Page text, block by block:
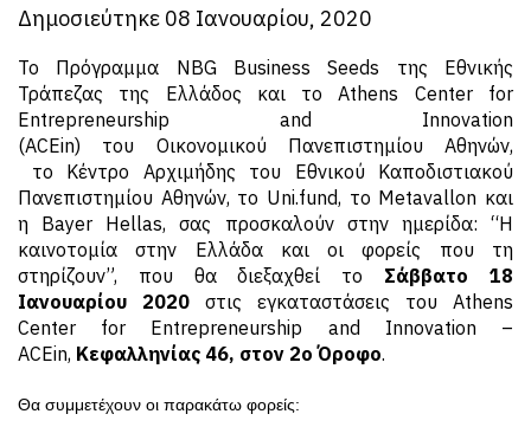
Δημοσιεύτηκε 08 Ιανουαρίου, 2020
Το Πρόγραμμα NBG Business Seeds της Εθνικής
Τράπεζας της Ελλάδος και το Athens Center for
Entrepreneurship and Innovation
(ACEin) του Οικονομικού Πανεπιστημίου Αθηνών,
το Κέντρο Αρχιμήδης του Εθνικού Καποδιστιακού
Πανεπιστημίου Αθηνών, το Uni.fund, το Μetavallon και
η Bayer Ηellas, σας προσκαλούν στην ημερίδα: “Η
καινοτομία στην Ελλάδα και οι φορείς που τη
στηρίζουν”, που θα διεξαχθεί το Σάββατο 18
Ιανουαρίου 2020 στις εγκαταστάσεις του Athens
Center for Entrepreneurship and Innovation –
ACEin, Κεφαλληνίας 46, στον 2ο Όροφο.
Θα συμμετέχουν οι παρακάτω φορείς: